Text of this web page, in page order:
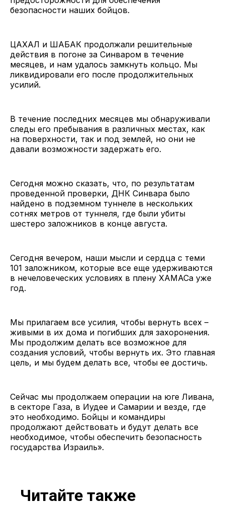
безопасности наших бойцов.
ЦАХАЛ и ШАБАК продолжали решительные
действия в погоне за Синваром в течение
месяцев, и нам удалось замкнуть кольцо. Мы
ликвидировали его после продолжительных
усилий.
В течение последних месяцев мы обнаруживали
следы его пребывания в различных местах, как
на поверхности, так и под землей, но они не
давали возможности задержать его.
Сегодня можно сказать, что, по результатам
проведенной проверки, ДНК Синвара было
найдено в подземном туннеле в нескольких
сотнях метров от туннеля, где были убиты
шестеро заложников в конце августа.
Сегодня вечером, наши мысли и сердца с теми
101 заложником, которые все еще удерживаются
в нечеловеческих условиях в плену ХАМАСа уже
год.
Мы прилагаем все усилия, чтобы вернуть всех –
живыми в их дома и погибших для захоронения.
Мы продолжим делать все возможное для
создания условий, чтобы вернуть их. Это главная
цель, и мы будем делать все, чтобы ее достичь.
Сейчас мы продолжаем операции на юге Ливана,
в секторе Газа, в Иудее и Самарии и везде, где
это необходимо. Бойцы и командиры
продолжают действовать и будут делать все
необходимое, чтобы обеспечить безопасность
государства Израиль».
Читайте также